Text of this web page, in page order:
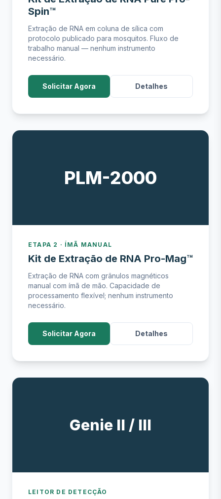
Spin™
Extração de RNA em coluna de sílica com
protocolo publicado para mosquitos. Fluxo de
trabalho manual — nenhum instrumento
necessário.
Solicitar Agora Detalhes
PLM-2000
ETAPA 2 · ÍMÃ MANUAL
Kit de Extração de RNA Pro-Mag™
Extração de RNA com grânulos magnéticos
manual com ímã de mão. Capacidade de
processamento flexível; nenhum instrumento
necessário.
Solicitar Agora Detalhes
Genie II / III
LEITOR DE DETECÇÃO